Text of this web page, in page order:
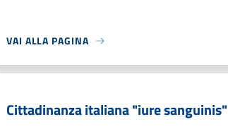
VAI ALLA PAGINA
Cittadinanza italiana "iure sanguinis"